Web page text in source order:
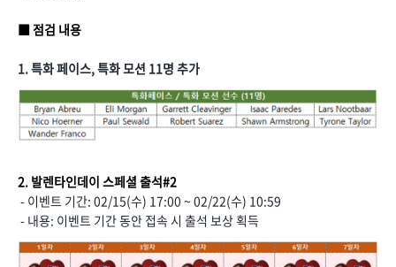
■ 점검 내용
1. 특화 페이스, 특화 모션 11명 추가
2. 발렌타인데이 스페셜 출석#2
- 이벤트 기간: 02/15(수) 17:00 ~ 02/22(수) 10:59
- 내용: 이벤트 기간 동안 접속 시 출석 보상 획득